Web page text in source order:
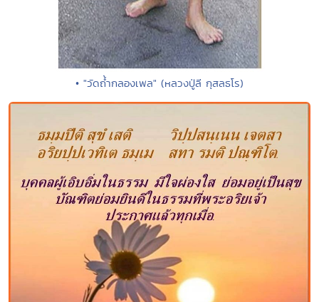
• "วัดถ้ำกลองเพล" (หลวงปู่ลี กุสลธโร)